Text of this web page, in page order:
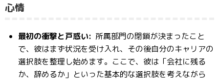
心情
最初の衝撃と戸惑い: 所属部門の閉鎖が決まったこと
で、彼はまず状況を受け入れ、その後自分のキャリアの
選択肢を整理し始めます。ここで、彼は「会社に残る
か、辞めるか」といった基本的な選択肢を考えながら